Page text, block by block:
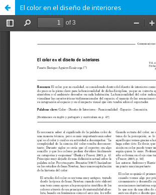
El color en el diseño de interiores